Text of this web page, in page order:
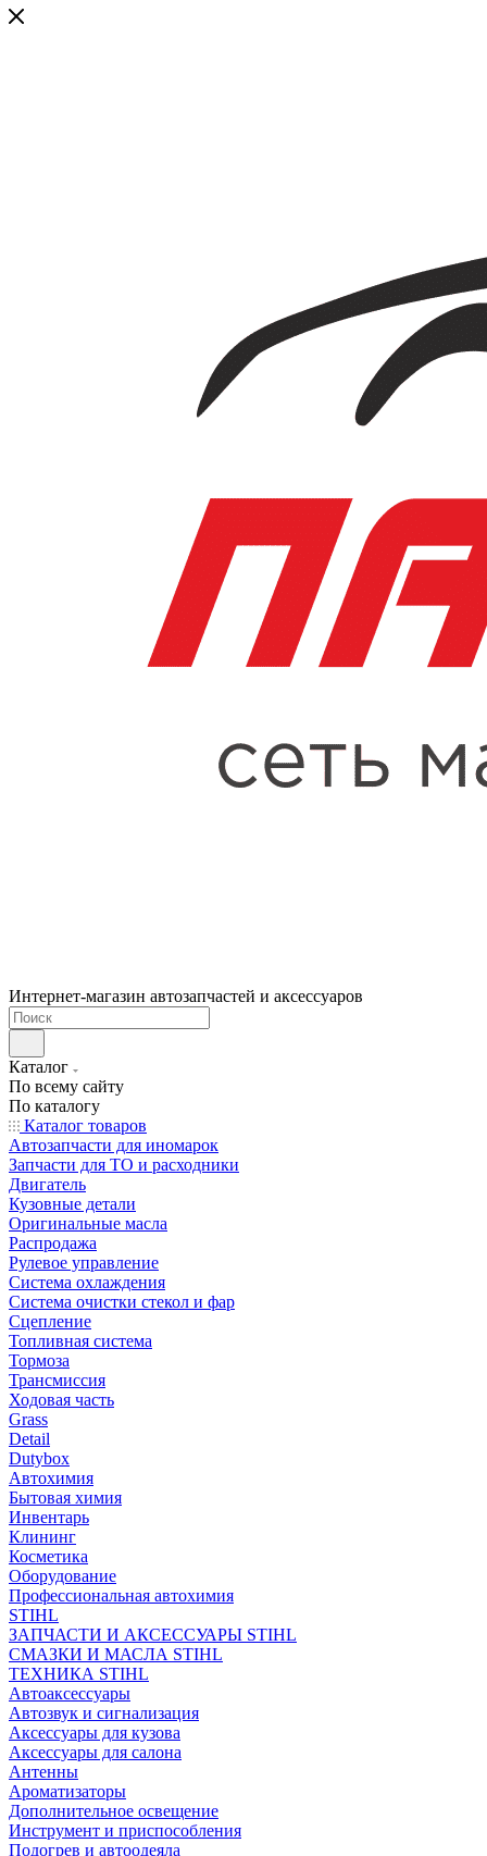
Интернет-магазин автозапчастей и аксессуаров
Каталог
По всему сайту
По каталогу
Каталог товаров
Автозапчасти для иномарок
Запчасти для ТО и расходники
Двигатель
Кузовные детали
Оригинальные масла
Распродажа
Рулевое управление
Система охлаждения
Система очистки стекол и фар
Сцепление
Топливная система
Тормоза
Трансмиссия
Ходовая часть
Grass
Detail
Dutybox
Автохимия
Бытовая химия
Инвентарь
Клининг
Косметика
Оборудование
Профессиональная автохимия
STIHL
ЗАПЧАСТИ И АКСЕССУАРЫ STIHL
СМАЗКИ И МАСЛА STIHL
ТЕХНИКА STIHL
Автоаксессуары
Автозвук и сигнализация
Аксессуары для кузова
Аксессуары для салона
Антенны
Ароматизаторы
Дополнительное освещение
Инструмент и приспособления
Подогрев и автоодеяла